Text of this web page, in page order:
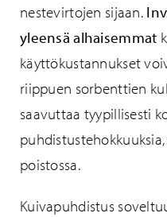
nestevirtojen sijaan.
yleensä alhaisemmat
käyttökustannukset
riippuen sorbenttien
saavuttaa tyypillisesti
poistossa.
Kuivapuhdistus